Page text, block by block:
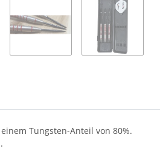
Tungsten-Anteil von 80%.